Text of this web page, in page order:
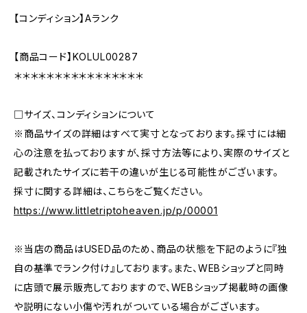
【コンディション】Aランク
【商品コード】KOLUL00287
＊＊＊＊＊＊＊＊＊＊＊＊＊＊＊＊
□サイズ、コンディションについて
※商品サイズの詳細はすべて実寸となっております。採寸には細
心の注意を払っておりますが、採寸方法等により、実際のサイズと
記載されたサイズに若干の違いが生じる可能性がございます。
採寸に関する詳細は、こちらをご覧ください。
https://www.littletriptoheaven.jp/p/00001
※当店の商品はUSED品のため、商品の状態を下記のように『独
自の基準でランク付け』しております。また、WEBショップと同時
に店頭で展示販売しておりますので、WEBショップ掲載時の画像
や説明にない小傷や汚れがついている場合がございます。